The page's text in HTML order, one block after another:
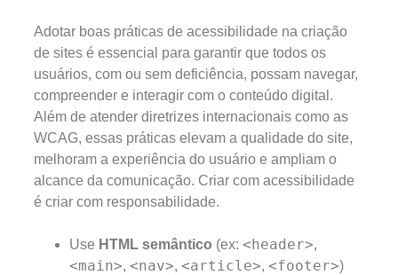
Adotar boas práticas de acessibilidade na criação
de sites é essencial para garantir que todos os
usuários, com ou sem deficiência, possam navegar,
compreender e interagir com o conteúdo digital.
Além de atender diretrizes internacionais como as
WCAG, essas práticas elevam a qualidade do site,
melhoram a experiência do usuário e ampliam o
alcance da comunicação. Criar com acessibilidade
é criar com responsabilidade.
Use HTML semântico (ex: <header>,
<main>, <nav>, <article>, <footer>)